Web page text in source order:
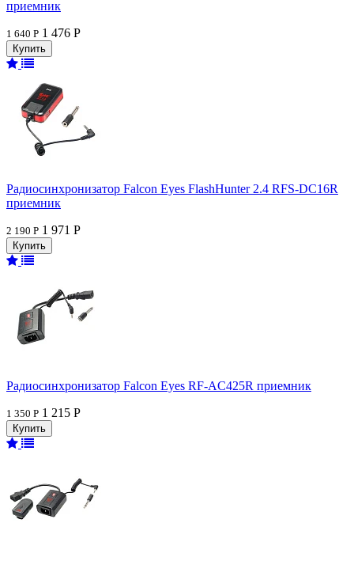
приемник
1 640 Р 1 476 Р
Радиосинхронизатор Falcon Eyes FlashHunter 2.4 RFS-DC16R
приемник
2 190 Р 1 971 Р
Радиосинхронизатор Falcon Eyes RF-AC425R приемник
1 350 Р 1 215 Р